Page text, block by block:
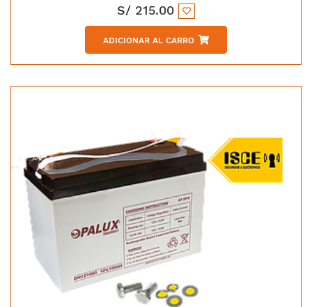
S/ 215.00
ADICIONAR AL CARRO